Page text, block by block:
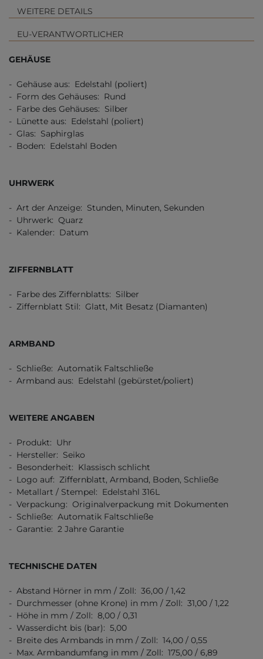
WEITERE DETAILS
EU-VERANTWORTLICHER
GEHÄUSE
- Gehäuse aus: Edelstahl (poliert)
- Form des Gehäuses: Rund
- Farbe des Gehäuses: Silber
- Lünette aus: Edelstahl (poliert)
- Glas: Saphirglas
- Boden: Edelstahl Boden
UHRWERK
- Art der Anzeige: Stunden, Minuten, Sekunden
- Uhrwerk: Quarz
- Kalender: Datum
ZIFFERNBLATT
- Farbe des Ziffernblatts: Silber
- Ziffernblatt Stil: Glatt, Mit Besatz (Diamanten)
ARMBAND
- Schließe: Automatik Faltschließe
- Armband aus: Edelstahl (gebürstet/poliert)
WEITERE ANGABEN
- Produkt: Uhr
- Hersteller: Seiko
- Besonderheit: Klassisch schlicht
- Logo auf: Ziffernblatt, Armband, Boden, Schließe
- Metallart / Stempel: Edelstahl 316L
- Verpackung: Originalverpackung mit Dokumenten
- Schließe: Automatik Faltschließe
- Garantie: 2 Jahre Garantie
TECHNISCHE DATEN
- Abstand Hörner in mm / Zoll: 36,00 / 1,42
- Durchmesser (ohne Krone) in mm / Zoll: 31,00 / 1,22
- Höhe in mm / Zoll: 8,00 / 0,31
- Wasserdicht bis (bar): 5,00
- Breite des Armbands in mm / Zoll: 14,00 / 0,55
- Max. Armbandumfang in mm / Zoll: 175,00 / 6,89